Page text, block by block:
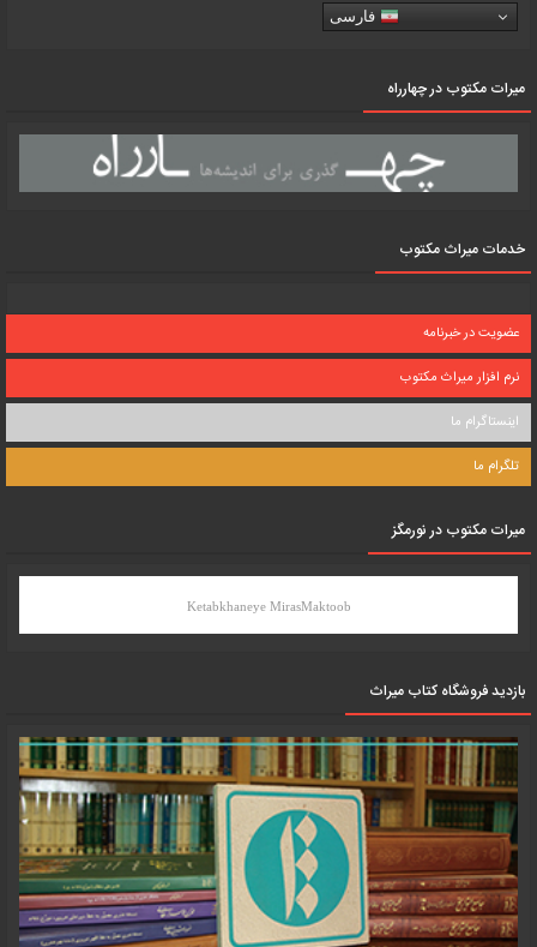
فارسی
میرات مکتوب در چهارراه
خدمات میراث مکتوب
عضویت در خبرنامه
نرم افزار میراث مکتوب
اینستاگرام ما
تلگرام ما
میرات مکتوب در نورمگز
Ketabkhaneye MirasMaktoob
بازدید فروشگاه کتاب میراث